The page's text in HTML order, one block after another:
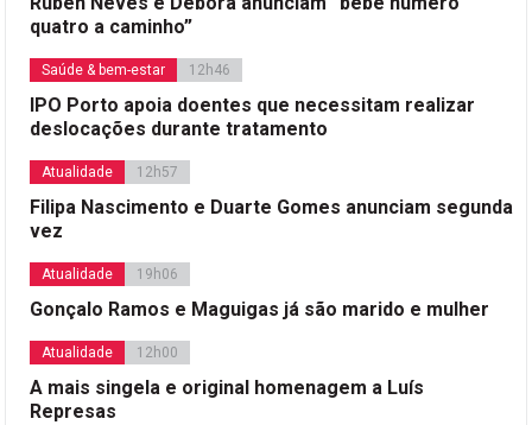
quatro a caminho”
Saúde & bem-estar 12h46
IPO Porto apoia doentes que necessitam realizar
deslocações durante tratamento
Atualidade 12h57
Filipa Nascimento e Duarte Gomes anunciam segunda
vez
Atualidade 19h06
Gonçalo Ramos e Maguigas já são marido e mulher
Atualidade 12h00
A mais singela e original homenagem a Luís
Represas